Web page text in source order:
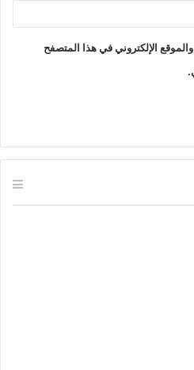
الإلكتروني في هذا المتصفح